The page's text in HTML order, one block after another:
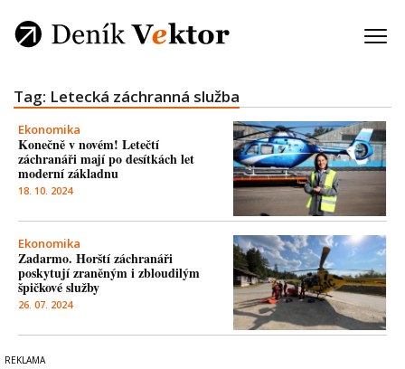
Tag: Letecká záchranná služba
Ekonomika
Konečně v novém! Letečtí
záchranáři mají po desítkách let
moderní základnu
18. 10. 2024
Ekonomika
Zadarmo. Horští záchranáři
poskytují zraněným i zbloudilým
špičkové služby
26. 07. 2024